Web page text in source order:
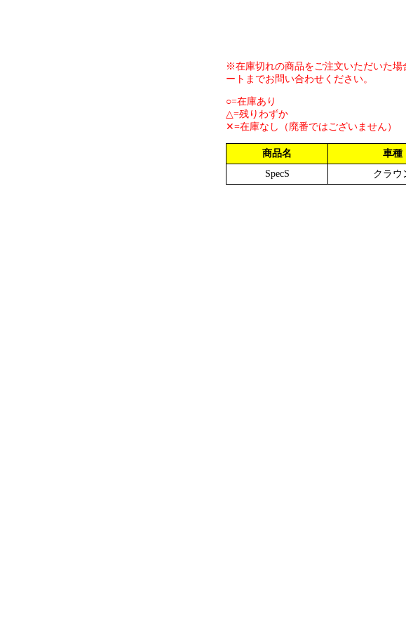
※在庫切れの商品をご注文いただいた
ートまでお問い合わせください。
○=在庫あり
△=残りわずか
✕=在庫なし（廃番ではございません）
商品名 車種
SpecS
クラウ